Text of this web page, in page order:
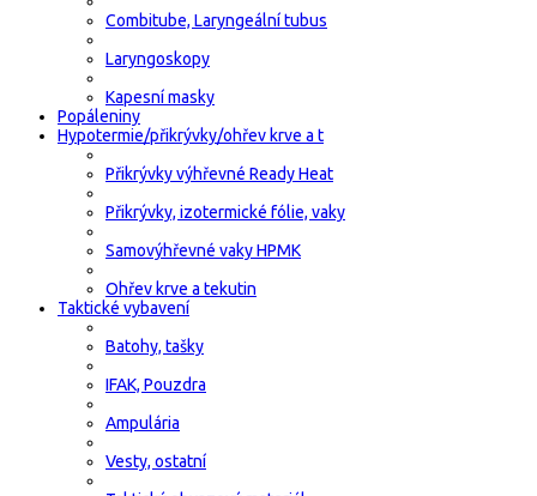
Combitube, Laryngeální tubus
Laryngoskopy
Kapesní masky
Popáleniny
Hypotermie/přikrývky/ohřev krve a t
Přikrývky výhřevné Ready Heat
Přikrývky, izotermické fólie, vaky
Samovýhřevné vaky HPMK
Ohřev krve a tekutin
Taktické vybavení
Batohy, tašky
IFAK, Pouzdra
Ampulária
Vesty, ostatní